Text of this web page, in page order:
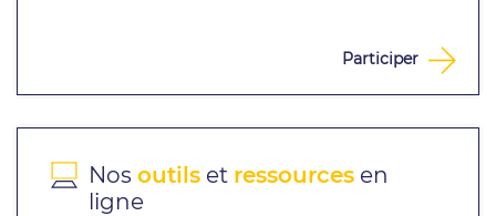
Participer
Nos outils et ressources en
ligne